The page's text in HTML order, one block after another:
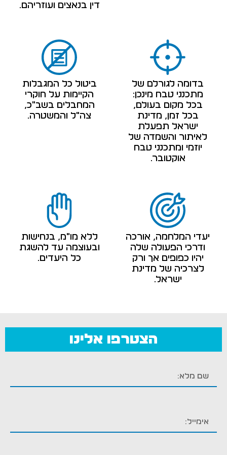
דין בנאצים ועוזריהם.
בדומה לגורלם של
מתכנני טבח מינכן:
בכל מקום בעולם,
בכל זמן, מדינת
ישראל תפעלת
לאיתור והשמדה של
יוזמי ומתכנני טבח
אוקטובר.
ביטול כל המגבלות
הקיימות על חוקרי
המחבלים בשב"כ,
צה"ל והמשטרה.
יעדי המלחמה, אורכה
ודרכי הפעולה שלה
יהיו כפופים אך ורק
לצרכיה של מדינת
ישראל.
ללא מו"מ, בנחישות
ובעוצמה עד להשגת
כל היעדים.
הצטרפו אלינו